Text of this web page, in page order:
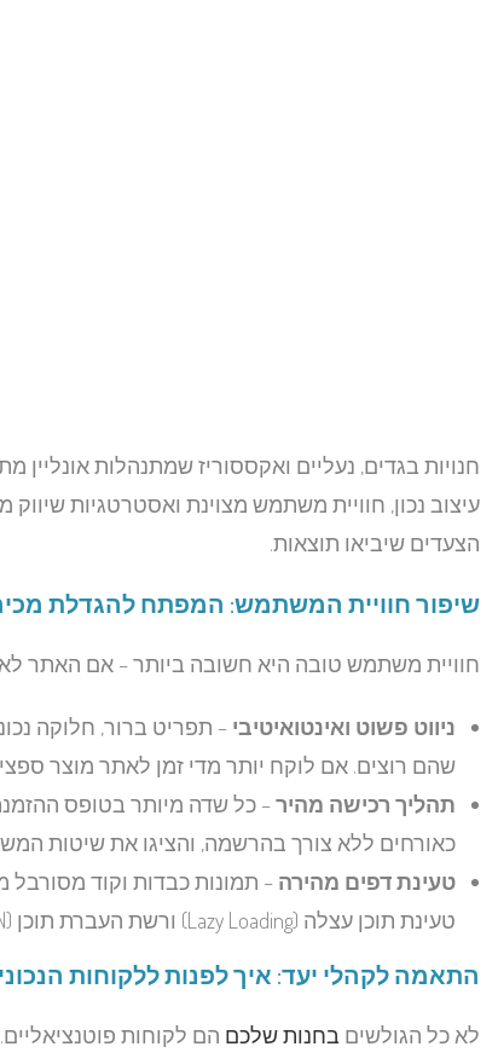
חנויות בגדים, נעליים ואקססוריז שמתנהלות
עיצוב נכון, חוויית משתמש מצוינת ואסטרטגיות
הצעדים שיביאו תוצאות.
שיפור חוויית המשתמש: המפתח להגדלת
חוויית משתמש טובה היא חשובה ביותר – אם האתר לא
ניווט פשוט ואינטואיטיבי – תפריט ברור, חלוקה
שהם רוצים. אם לוקח יותר מדי זמן לאתר מוצר
תהליך רכישה מהיר– כל שדה מיותר בטופס
כאורחים ללא צורך בהרשמה, והציגו את שיטות
טעינת דפים מהירה – תמונות כבדות וקוד
טעינת תוכן עצלה (Lazy Loading) ורשת העברת תוכן (CDN) כדי לוודא שהאתר נטען במהירות בכל מכשיר.
התאמה לקהלי יעד: איך לפנות ללקוחות
לא כל הגולשים בחנות שלכם הם לקוחות